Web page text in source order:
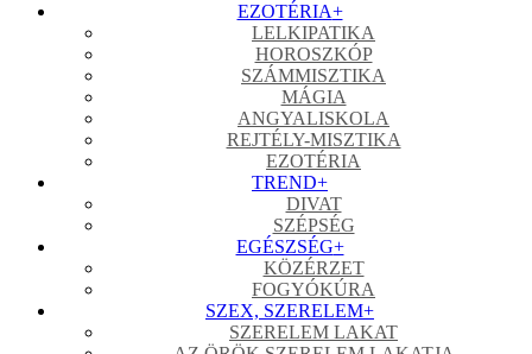
EZOTÉRIA+
LELKIPATIKA
HOROSZKÓP
SZÁMMISZTIKA
MÁGIA
ANGYALISKOLA
REJTÉLY-MISZTIKA
EZOTÉRIA
TREND+
DIVAT
SZÉPSÉG
EGÉSZSÉG+
KÖZÉRZET
FOGYÓKÚRA
SZEX, SZERELEM+
SZERELEM LAKAT